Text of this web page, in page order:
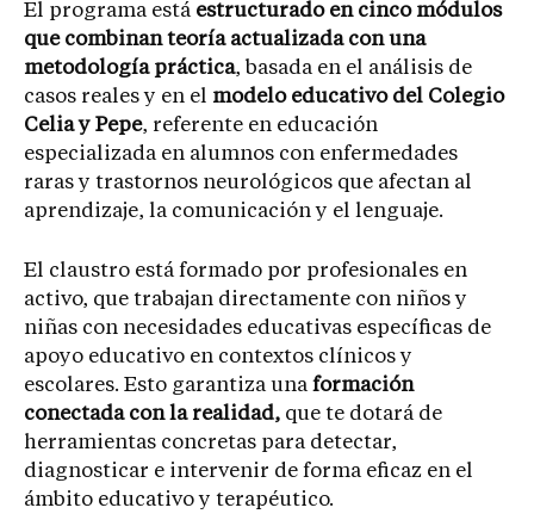
El programa está estructurado en cinco módulos
que combinan teoría actualizada con una
metodología práctica, basada en el análisis de
casos reales y en el modelo educativo del Colegio
Celia y Pepe, referente en educación
especializada en alumnos con enfermedades
raras y trastornos neurológicos que afectan al
aprendizaje, la comunicación y el lenguaje.
El claustro está formado por profesionales en
activo, que trabajan directamente con niños y
niñas con necesidades educativas específicas de
apoyo educativo en contextos clínicos y
escolares. Esto garantiza una formación
conectada con la realidad, que te dotará de
herramientas concretas para detectar,
diagnosticar e intervenir de forma eficaz en el
ámbito educativo y terapéutico.